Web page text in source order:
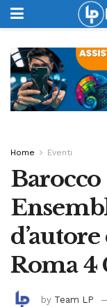
Home Eventi
Roma 4
by Team LP